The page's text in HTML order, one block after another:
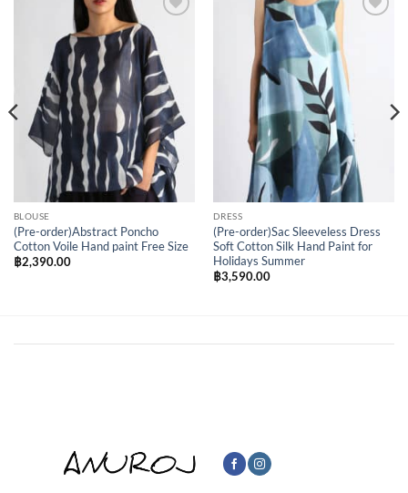
Wishlist
BLOUSE
(Pre-order)Abstract Poncho
Cotton Voile Hand paint Free Size
฿2,390.00
DRESS
(Pre-order)Sac Sleeveless Dress
Soft Cotton Silk Hand Paint for
Holidays Summer
฿3,590.00